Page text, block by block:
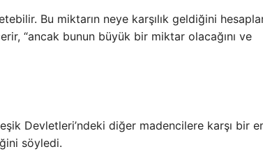
Bu miktarın neye karşılık geldiğini
“ancak bunun büyük bir miktar olacağını ve
Devletleri’ndeki diğer madencilere karşı bir
söyledi.